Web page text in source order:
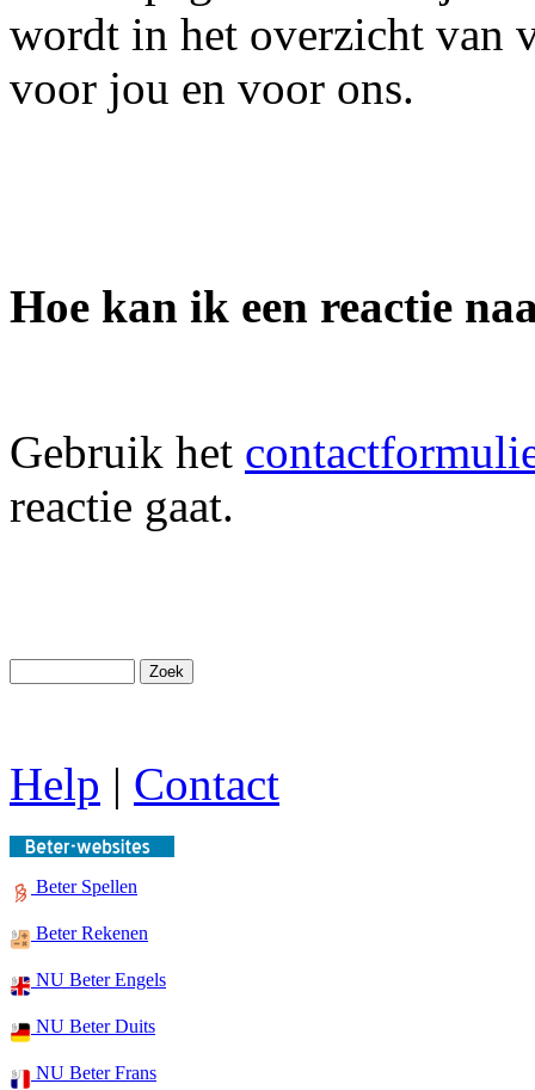
wordt in het overzicht van
voor jou en voor ons.
Hoe kan ik een reactie
Gebruik het
reactie gaat.
Help | Contact
Beter Spellen
Beter Rekenen
NU Beter Engels
NU Beter Duits
NU Beter Frans